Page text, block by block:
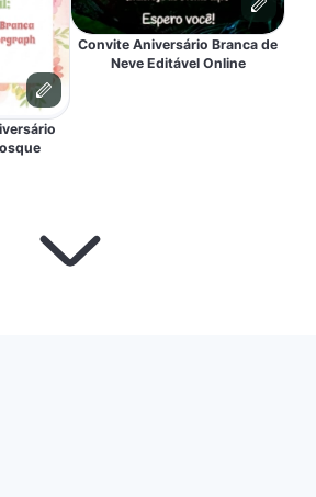
Convite Aniversário Branca de
Neve Editável Online